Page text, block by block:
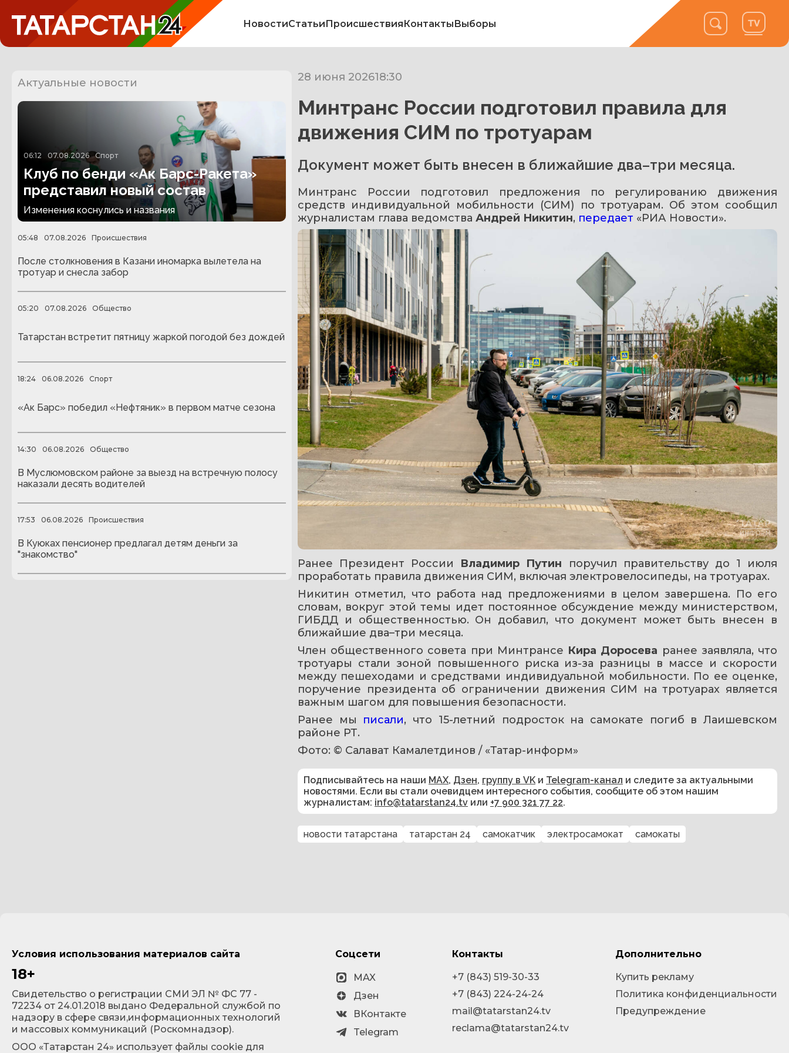
НовостиСтатьиПроисшествияКонтактыВыборы
Актуальные новости
06:12 07.08.2026 Спорт
Клуб по бенди «Ак Барс-Ракета»
представил новый состав
Изменения коснулись и названия
05:48 07.08.2026 Происшествия
После столкновения в Казани иномарка вылетела на
тротуар и снесла забор
05:20 07.08.2026 Общество
Татарстан встретит пятницу жаркой погодой без дождей
18:24 06.08.2026 Спорт
«Ак Барс» победил «Нефтяник» в первом матче сезона
14:30 06.08.2026 Общество
В Муслюмовском районе за выезд на встречную полосу
наказали десять водителей
17:53 06.08.2026 Происшествия
В Куюках пенсионер предлагал детям деньги за
"знакомство"
28 июня 202618:30
Минтранс России подготовил правила для
движения СИМ по тротуарам
Документ может быть внесен в ближайшие два–три месяца.
Минтранс России подготовил предложения по регулированию движения
средств индивидуальной мобильности (СИМ) по тротуарам. Об этом сообщил
журналистам глава ведомства Андрей Никитин, передает «РИА Новости».
Ранее Президент России Владимир Путин поручил правительству до 1 июля
проработать правила движения СИМ, включая электровелосипеды, на тротуарах.
Никитин отметил, что работа над предложениями в целом завершена. По его
словам, вокруг этой темы идет постоянное обсуждение между министерством,
ГИБДД и общественностью. Он добавил, что документ может быть внесен в
ближайшие два–три месяца.
Член общественного совета при Минтрансе Кира Доросева ранее заявляла, что
тротуары стали зоной повышенного риска из-за разницы в массе и скорости
между пешеходами и средствами индивидуальной мобильности. По ее оценке,
поручение президента об ограничении движения СИМ на тротуарах является
важным шагом для повышения безопасности.
Ранее мы писали, что 15-летний подросток на самокате погиб в Лаишевском
районе РТ.
Фото: © Салават Камалетдинов / «Татар-информ»
Подписывайтесь на наши MAX, Дзен, группу в VK и Telegram-канал и следите за актуальными
новостями. Если вы стали очевидцем интересного события, сообщите об этом нашим
журналистам: info@tatarstan24.tv или +7 900 321 77 22.
новости татарстана татарстан 24 самокатчик электросамокат самокаты
Условия использования материалов сайта
18+
Cвидетельство о регистрации СМИ ЭЛ № ФС 77 -
72234 от 24.01.2018 выдано Федеральной службой по
надзору в сфере связи,информационных технологий
и массовых коммуникаций (Роскомнадзор).
ООО «Татарстан 24» использует файлы cookie для
Соцсети
MAX
Дзен
ВКонтакте
Telegram
Контакты
+7 (843) 519-30-33
+7 (843) 224-24-24
mail@tatarstan24.tv
reclama@tatarstan24.tv
Дополнительно
Купить рекламу
Политика конфиденциальности
Предупреждение